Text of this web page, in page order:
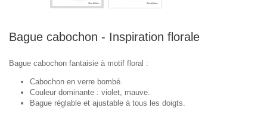
Bague cabochon - Inspiration florale
Bague cabochon fantaisie à motif floral :
Cabochon en verre bombé.
Couleur dominante : violet, mauve.
Bague réglable et ajustable à tous les doigts.